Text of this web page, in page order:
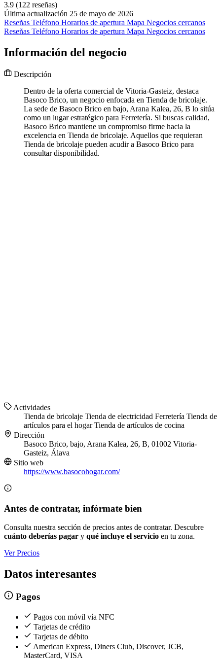
3.9 (122 reseñas)
Última actualización 25 de mayo de 2026
Reseñas Teléfono Horarios de apertura Mapa Negocios cercanos
Reseñas Teléfono Horarios de apertura Mapa Negocios cercanos
Información del negocio
Descripción
Dentro de la oferta comercial de Vitoria-Gasteiz, destaca
Basoco Brico, un negocio enfocada en Tienda de bricolaje.
La sede de Basoco Brico en bajo, Arana Kalea, 26, B lo sitúa
como un lugar estratégico para Ferretería. Si buscas calidad,
Basoco Brico mantiene un compromiso firme hacia la
excelencia en Tienda de bricolaje. Aquellos que requieran
Tienda de bricolaje pueden acudir a Basoco Brico para
consultar disponibilidad.
Actividades
Tienda de bricolaje Tienda de electricidad Ferretería Tienda de
artículos para el hogarTienda de artículos de cocina
Dirección
Basoco Brico, bajo, Arana Kalea, 26, B, 01002 Vitoria-
Gasteiz, Álava
Sitio web
https://www.basocohogar.com/
Antes de contratar, infórmate bien
Consulta nuestra sección de precios antes de contratar. Descubre
cuánto deberías pagar y qué incluye el servicio en tu zona.
Ver Precios
Datos interesantes
Pagos
Pagos con móvil vía NFC
Tarjetas de crédito
Tarjetas de débito
American Express, Diners Club, Discover, JCB,
MasterCard, VISA